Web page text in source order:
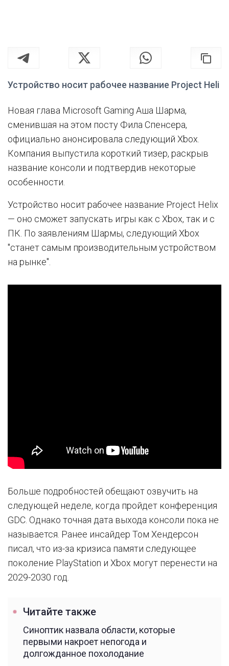
Устройство носит рабочее название Project Heli
Новая глава Microsoft Gaming Аша Шарма,
сменившая на этом посту Фила Спенсера,
официально анонсировала следующий Xbox.
Компания выпустила короткий тизер, раскрыв
название консоли и подтвердив некоторые
особенности.
Устройство носит рабочее название Project Helix
— оно сможет запускать игры как с Xbox, так и с
ПК. По заявлениям Шармы, следующий Xbox
"станет самым производительным устройством
на рынке".
Больше подробностей обещают озвучить на
следующей неделе, когда пройдет конференция
GDC. Однако точная дата выхода консоли пока не
называется. Ранее инсайдер Том Хендерсон
писал, что из-за кризиса памяти следующее
поколение PlayStation и Xbox могут перенести на
2029-2030 год.
Читайте также
Синоптик назвала области, которые
первыми накроет непогода и
долгожданное похолодание